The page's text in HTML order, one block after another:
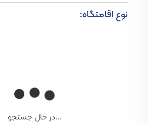
نوع اقامتگاه:
...در حال جستجو